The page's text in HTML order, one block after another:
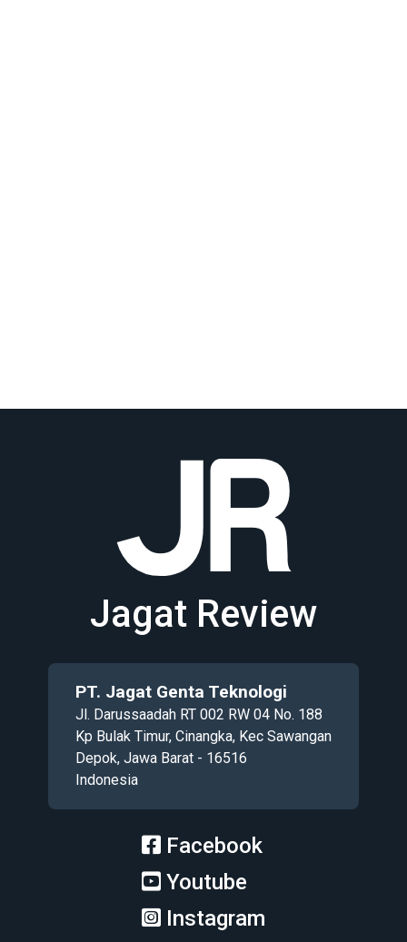
Jagat Review
PT. Jagat Genta Teknologi
Jl. Darussaadah RT 002 RW 04 No. 188
Kp Bulak Timur, Cinangka, Kec Sawangan
Depok, Jawa Barat - 16516
Indonesia
Facebook
Youtube
Instagram